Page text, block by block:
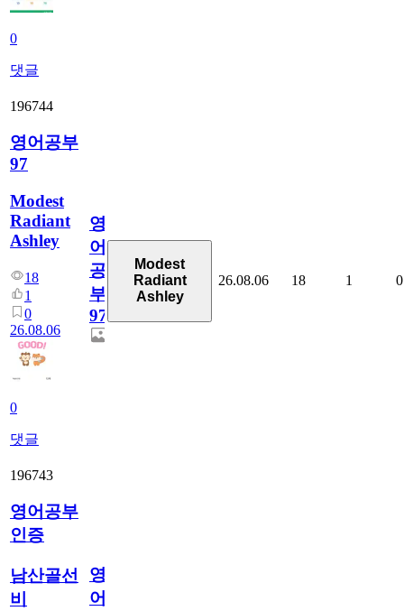
0
댓글
196744
영어공부
97
Modest
Radiant
Ashley
18
1
0
26.08.06
0
댓글
영
어
공
부
97
Modest
Radiant
Ashley
26.08.06 18 1 0
196743
영어공부
인증
남산골선
비
영
어